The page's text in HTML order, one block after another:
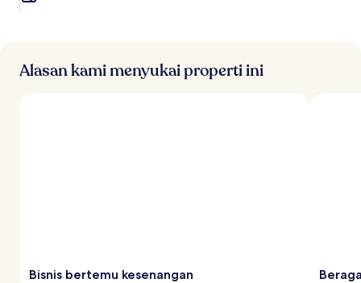
Alasan kami menyukai properti ini
Bisnis bertemu kesenangan